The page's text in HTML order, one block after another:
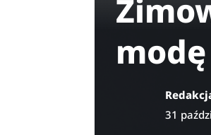
31